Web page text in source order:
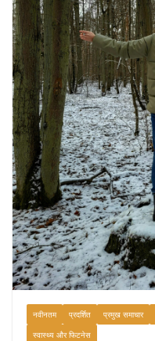
नवीनतम प्रदर्शित प्रमुख समाचार
स्वास्थ्य और फिटनेस